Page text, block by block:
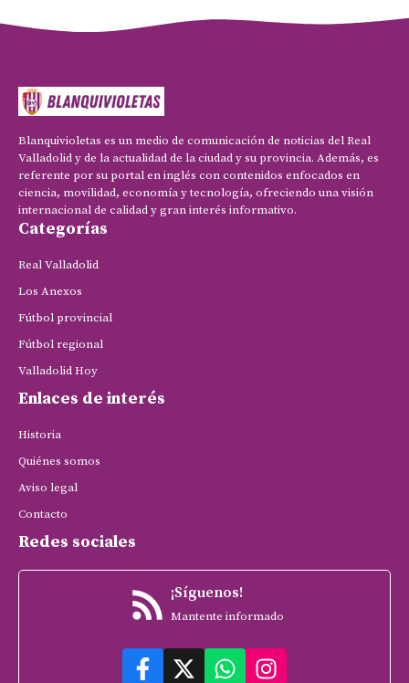
Blanquivioletas es un medio de comunicación de noticias del Real
Valladolid y de la actualidad de la ciudad y su provincia. Además, es
referente por su portal en inglés con contenidos enfocados en
ciencia, movilidad, economía y tecnología, ofreciendo una visión
internacional de calidad y gran interés informativo.
Categorías
Real Valladolid
Los Anexos
Fútbol provincial
Fútbol regional
Valladolid Hoy
Enlaces de interés
Historia
Quiénes somos
Aviso legal
Contacto
Redes sociales
¡Síguenos!
Mantente informado